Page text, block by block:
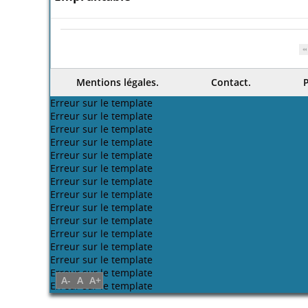
Empruntable
Mentions légales.
Erreur sur le template
Erreur sur le template
Erreur sur le template
Erreur sur le template
Erreur sur le template
Erreur sur le template
Erreur sur le template
Erreur sur le template
Erreur sur le template
Erreur sur le template
Erreur sur le template
Erreur sur le template
Erreur sur le template
Erreur sur le template